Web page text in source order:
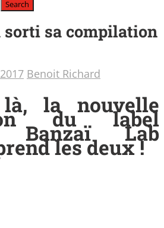
sorti sa compilation
Benoit Richard
là, la nouvelle
du label
Banzaï Lab
les deux !